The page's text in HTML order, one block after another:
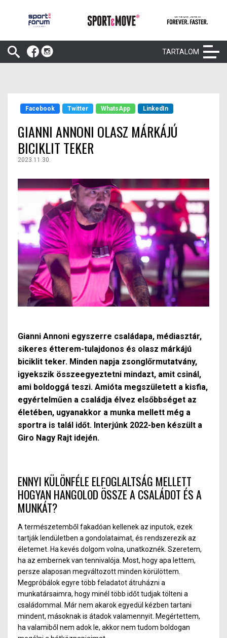
TARTALOM
Facebook Twitter WhatsApp LinkedIn
GIANNI ANNONI OLASZ MÁRKÁJÚ
BICIKLIT TEKER
2023.11.30.
Gianni Annoni egyszerre családapa, médiasztár,
sikeres étterem-tulajdonos és olasz márkájú
biciklit teker. Minden napja zsonglőrmutatvány,
igyekszik összeegyeztetni mindazt, amit csinál,
ami boldoggá teszi. Amióta megszületett a kisfia,
egyértelműen a családja élvez elsőbbséget az
életében, ugyanakkor a munka mellett még a
sportra is talál időt. Interjúnk 2022-ben készült a
Giro Nagy Rajt idején.
ENNYI KÜLÖNFÉLE ELFOGLALTSÁG MELLETT
HOGYAN HANGOLOD ÖSSZE A CSALÁDOT ÉS A
MUNKÁT?
A természetemből fakadóan kellenek az inputok, ezek
tartják lendületben a gondolataimat, és rendszerezik az
életemet. Ha kevés dolgom volna, unatkoznék. Szeretem,
ha az embernek van tennivalója. Most, hogy apa lettem,
persze alaposan megváltozott minden körülöttem.
Megpróbálok egyre több feladatot átruházni a
munkatársaimra, hogy minél több időt tudjak tölteni a
családommal. Már nem akarok egyedül kézben tartani
mindent, másoknak is átadok valamennyit. Megértettem,
ha valamiből nem adok le, akkor nem tudom boldogan